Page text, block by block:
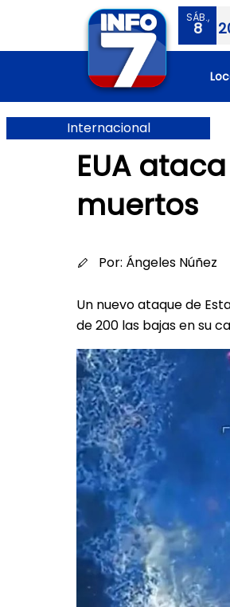
SÁB.,
8
Internacional
EUA
muertos
Por: Ángeles Núñez
Un nuevo ataque de
de 200 las bajas en su